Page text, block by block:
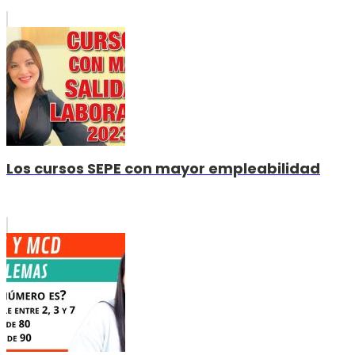
Los cursos SEPE con mayor empleabilidad